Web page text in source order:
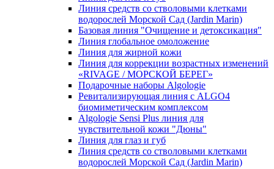
Линия средств со стволовыми клетками
водорослей Морской Сад (Jardin Marin)
Базовая линия "Очищение и детоксикация"
Линия глобальное омоложение
Линия для жирной кожи
Линия для коррекции возрастных изменений
«RIVAGE / МОРСКОЙ БЕРЕГ»
Подарочные наборы Algologie
Ревитализирующая линия с ALGO4
биомиметическим комплексом
Algologie Sensi Plus линия для
чувcтвительной кожи "Дюны"
Линия для глаз и губ
Линия средств со стволовыми клетками
водорослей Морской Сад (Jardin Marin)